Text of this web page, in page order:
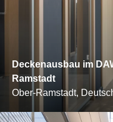
Deckenausbau im
Ramstadt
Ober-Ramstadt,